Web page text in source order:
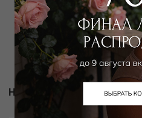
Новости и акции